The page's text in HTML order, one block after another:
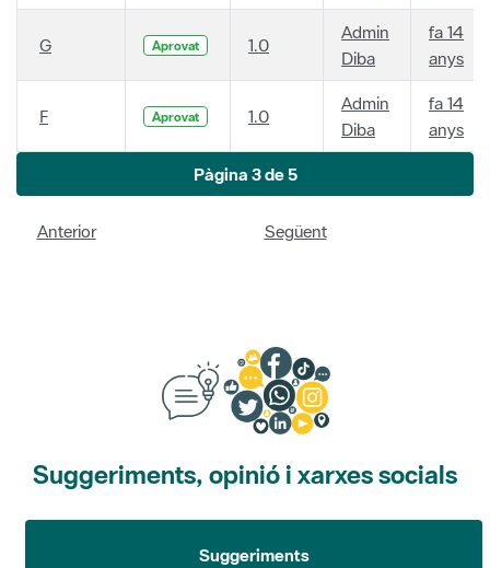
G Aprovat 1.0
Admin
Diba
fa 14
anys
F Aprovat 1.0
Admin
Diba
fa 14
anys
Pàgina 3 de 5
Anterior Següent
Suggeriments, opinió i xarxes socials
Suggeriments